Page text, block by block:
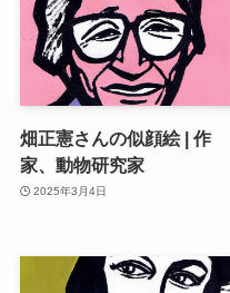
畑正憲さんの似顔絵 | 作
家、動物研究家
2025年3月4日